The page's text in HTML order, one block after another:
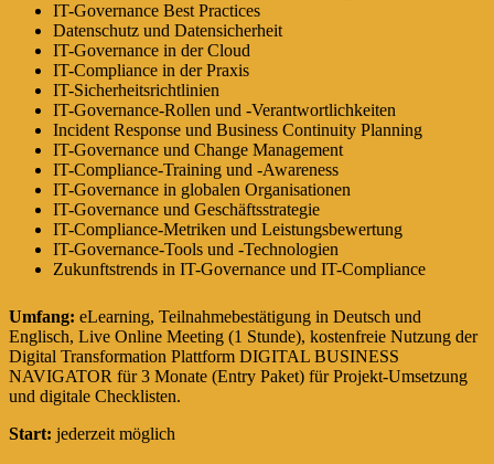
IT-Governance Best Practices
Datenschutz und Datensicherheit
IT-Governance in der Cloud
IT-Compliance in der Praxis
IT-Sicherheitsrichtlinien
IT-Governance-Rollen und -Verantwortlichkeiten
Incident Response und Business Continuity Planning
IT-Governance und Change Management
IT-Compliance-Training und -Awareness
IT-Governance in globalen Organisationen
IT-Governance und Geschäftsstrategie
IT-Compliance-Metriken und Leistungsbewertung
IT-Governance-Tools und -Technologien
Zukunftstrends in IT-Governance und IT-Compliance
Umfang: eLearning, Teilnahmebestätigung in Deutsch und
Englisch, Live Online Meeting (1 Stunde), kostenfreie Nutzung der
Digital Transformation Plattform DIGITAL BUSINESS
NAVIGATOR für 3 Monate (Entry Paket) für Projekt-Umsetzung
und digitale Checklisten.
Start: jederzeit möglich